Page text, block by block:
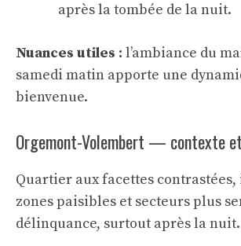
après la tombée de la nuit.
Nuances utiles : l’ambiance du
samedi matin apporte une
bienvenue.
Orgemont-Volembert — contexte
Quartier aux facettes
zones paisibles et secteurs plus
délinquance, surtout après la nuit.